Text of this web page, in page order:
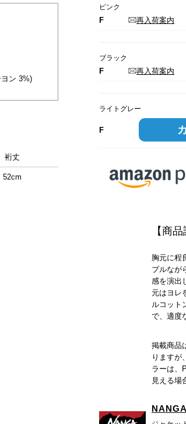
ピンク
F 再入荷案内
ブラック
F 再入荷案内
ライトグレー
F
【商品
胸元に程
プルなが
感を演出
元はヨレ
ルコット
で、適度
掲載商品
りますが
ラーは、
見える場
NANGA
ン 3%)
裄丈
52cm